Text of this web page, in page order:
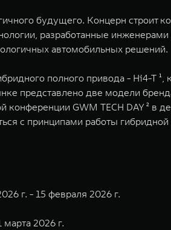
будущего. Концерн строит
разработанные инженерами
автомобильных решений.
полного привода - Hi4-T ¹,
представлено две модели
GWM TECH DAY ² в
с принципами работы гибридной
г. - 15 февраля 2026 г.
2026 г.